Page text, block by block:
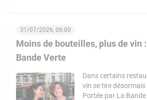
Moins de bouteilles, plus de vin
Bande Verte
31/07/2026, 06:00
Dans certains
vin se tire désormais
Portée par La